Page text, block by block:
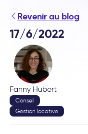
Revenir au blog
17/6/2022
Fanny Hubert
Conseil
Gestion locative